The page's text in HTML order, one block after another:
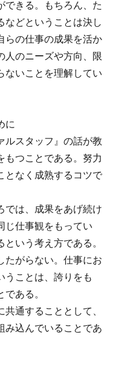
できる。もちろん、た
などということは決し
らの仕事の成果を活か
人のニーズや方向、限
ないことを理解してい
に
ルスタッフ』の話が教
もつことである。努力
となく成熟するコツで
では、成果をあげ続け
じ仕事観をもってい
いう考え方である。
たがらない。仕事にお
うことは、誇りをも
ある。
通することとして、
み込んでいることであ